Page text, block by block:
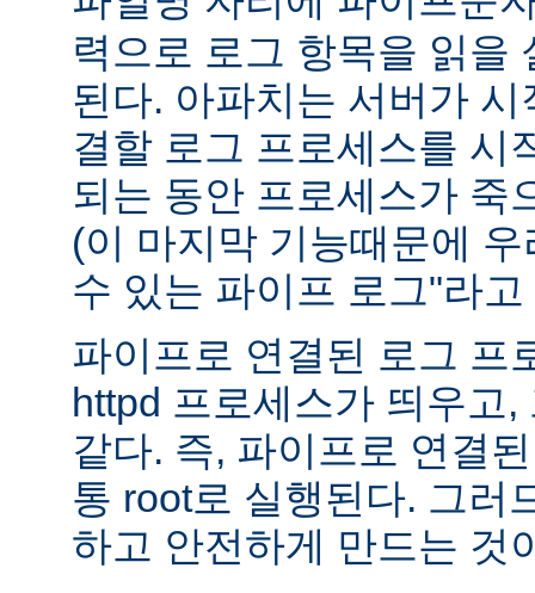
력으로 로그 항목을 읽을
된다. 아파치는 서버가
결할 로그 프로세스를 시
되는 동안 프로세스가 죽
(이 마지막 기능때문에
수 있는 파이프 로그"라
파이프로 연결된 로그 프
httpd 프로세스가 띄우고
같다. 즉, 파이프로 연결
통 root로 실행된다. 그러
하고 안전하게 만드는 것